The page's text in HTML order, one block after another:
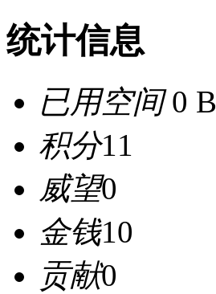
统计信息
已用空间0 B
积分11
威望0
金钱10
贡献0